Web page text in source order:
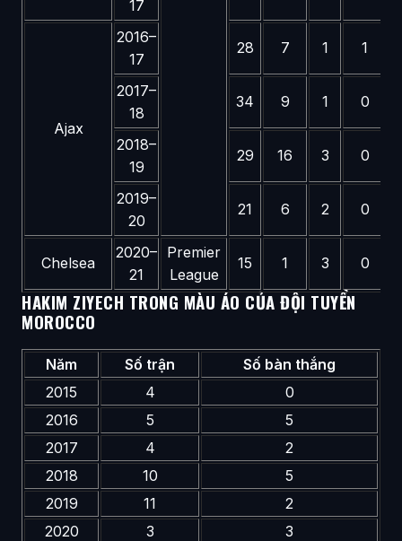
17
Ajax
2016–
17
28 7 1 1
2017–
18
34 9 1 0
2018–
19
29 16 3 0
2019–
20
21 6 2 0
Chelsea
2020–
21
Premier
League
15 1 3 0
HAKIM ZIYECH TRONG MÀU ÁO CỦA ĐỘI TUYỂN
MOROCCO
Năm Số trận
Số bàn thắng
2015
4
0
2016
5
5
2017
4
2
2018
10
5
2019
11
2
2020
3 3